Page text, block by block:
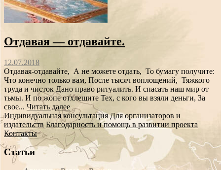
Отдавая — отдавайте.
12.07.2018
Отдавая-отдавайте, А не можете отдать, То бумагу получите:
Что конечно только вам, После тысяч воплощений, Тяжкого
труда и чисток Дано право ритуалить. И спасать наш мир от
тьмы. И по жопе отхлещите Тех, с кого вы взяли деньги, За
свое... Читать далее
Индивидуальная консультация Для организаторов и
издательств Благодарность и помощь в развитии проекта
Контакты
Статьи